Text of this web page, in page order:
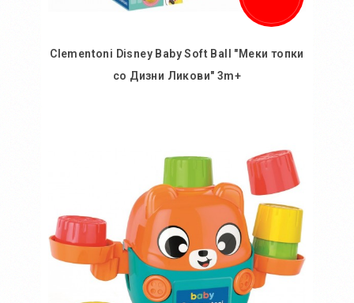
Clementoni Disney Baby Soft Ball "Меки топки
со Дизни Ликови" 3m+
Додај во желби
Додај за споредба